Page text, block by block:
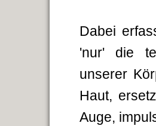
Dabei
'nur' die
unserer
Haut,
Auge,